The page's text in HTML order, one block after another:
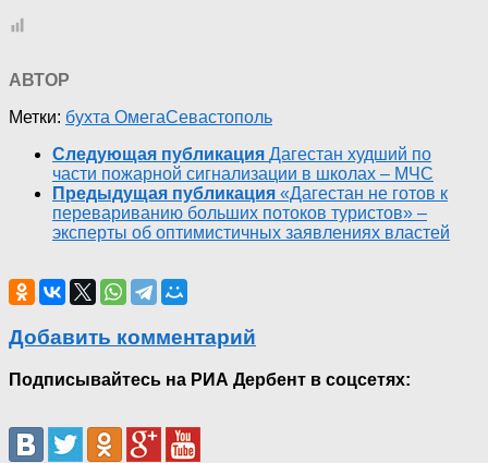
АВТОР
Метки: бухта ОмегаСевастополь
Следующая публикация Дагестан худший по
части пожарной сигнализации в школах – МЧС
Предыдущая публикация «Дагестан не готов к
перевариванию больших потоков туристов» –
эксперты об оптимистичных заявлениях властей
Добавить комментарий
Подписывайтесь на РИА Дербент в соцсетях: